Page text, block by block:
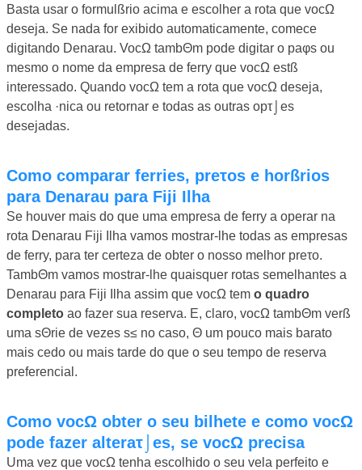
Basta usar o formulßrio acima e escolher a rota que vocΩ
deseja. Se nada for exibido automaticamente, comece
digitando Denarau. VocΩ tambΘm pode digitar o paφs ou
mesmo o nome da empresa de ferry que vocΩ estß
interessado. Quando vocΩ tem a rota que vocΩ deseja,
escolha ·nica ou retornar e todas as outras opτ⌡es
desejadas.
Como comparar ferries, preτos e horßrios
para Denarau para Fiji Ilha
Se houver mais do que uma empresa de ferry a operar na
rota Denarau Fiji Ilha vamos mostrar-lhe todas as empresas
de ferry, para ter certeza de obter o nosso melhor preτo.
TambΘm vamos mostrar-lhe quaisquer rotas semelhantes a
Denarau para Fiji Ilha assim que vocΩ tem o quadro
completo ao fazer sua reserva. E, claro, vocΩ tambΘm verß
uma sΘrie de vezes s≤ no caso, Θ um pouco mais barato
mais cedo ou mais tarde do que o seu tempo de reserva
preferencial.
Como vocΩ obter o seu bilhete e como vocΩ
pode fazer alteraτ⌡es, se vocΩ precisa
Uma vez que vocΩ tenha escolhido o seu vela perfeito e